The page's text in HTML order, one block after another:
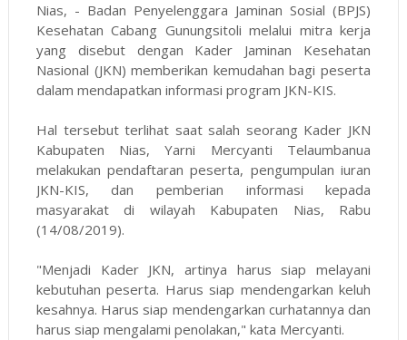
Nias, - Badan Penyelenggara Jaminan Sosial (BPJS)
Kesehatan Cabang Gunungsitoli melalui mitra kerja
yang disebut dengan Kader Jaminan Kesehatan
Nasional (JKN) memberikan kemudahan bagi peserta
dalam mendapatkan informasi program JKN-KIS.
Hal tersebut terlihat saat salah seorang Kader JKN
Kabupaten Nias, Yarni Mercyanti Telaumbanua
melakukan pendaftaran peserta, pengumpulan iuran
JKN-KIS, dan pemberian informasi kepada
masyarakat di wilayah Kabupaten Nias, Rabu
(14/08/2019).
"Menjadi Kader JKN, artinya harus siap melayani
kebutuhan peserta. Harus siap mendengarkan keluh
kesahnya. Harus siap mendengarkan curhatannya dan
harus siap mengalami penolakan," kata Mercyanti.